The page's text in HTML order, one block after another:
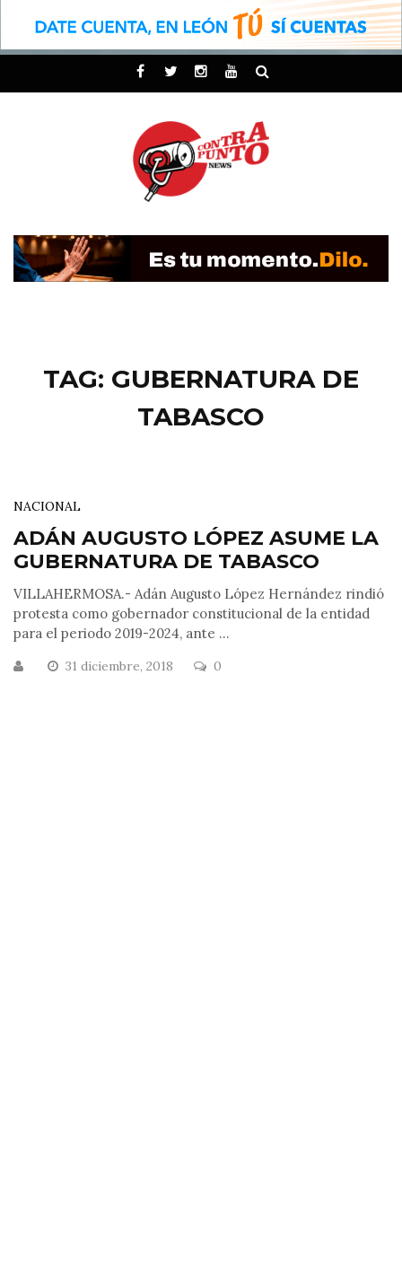
TAG: GUBERNATURA DE
TABASCO
NACIONAL
ADÁN AUGUSTO LÓPEZ ASUME LA
GUBERNATURA DE TABASCO
VILLAHERMOSA.- Adán Augusto López Hernández rindió
protesta como gobernador constitucional de la entidad
para el periodo 2019-2024, ante ...
31 diciembre, 2018 0